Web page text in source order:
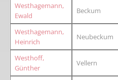
Westhagemann,
Ewald
Beckum
Westhagemann,
Heinrich
Neubeckum
Westhoff,
Günther
Vellern